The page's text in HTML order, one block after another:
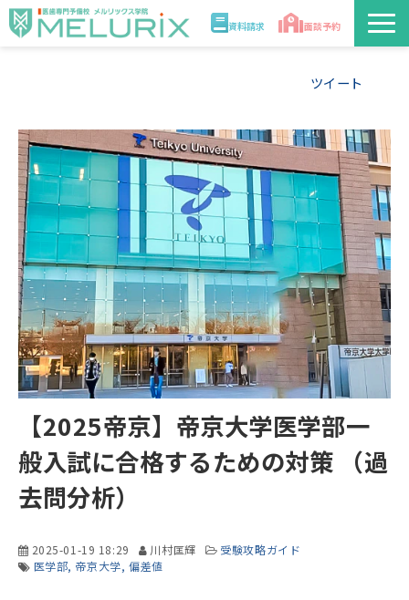
資料請求 面談予約
入学案内
合格実績・合格体験記
講師
医学部解答速報2026
ツイート
【2025帝京】帝京大学医学部一
般入試に合格するための対策 （過
去問分析）
2025-01-19 18:29 川村匡輝
受験攻略ガイド
医学部 帝京大学 偏差値